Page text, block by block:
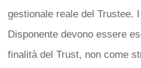
gestionale reale del Trustee.
Disponente devono essere
finalità del Trust, non come